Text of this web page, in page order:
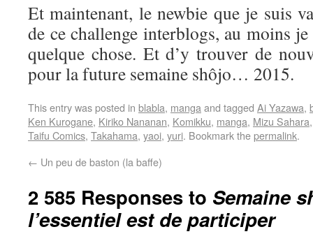
Et maintenant, le newbie que je suis
de ce challenge interblogs, au moins
quelque chose. Et d’y trouver de
pour la future semaine shôjo… 2015.
This entry was posted in blabla, mangaand tagged Ai Yazawa,
Ken Kurogane, Kiriko Nananan, Komikku, manga, Mizu Sahara
Taifu Comics, Takahama, yaoi, yuri. Bookmark thepermalink.
← Un peu de baston (la baffe)
2 585 Responses to Semaine
l’essentiel est de participer